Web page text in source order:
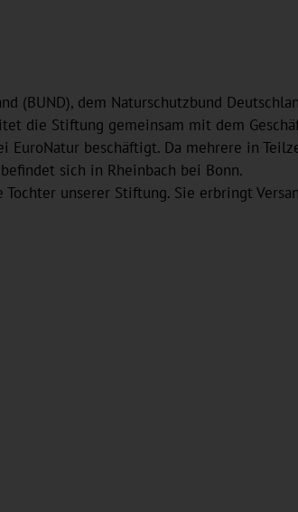
dem Naturschutzbund
die Stiftung gemeinsam mit dem
beschäftigt. Da mehrere in
sich in Rheinbach bei Bonn.
unserer Stiftung. Sie erbringt